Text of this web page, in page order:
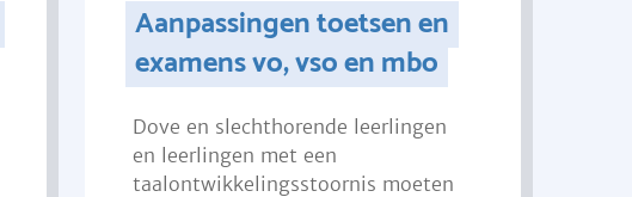
Aanpassingen toetsen en
examens vo, vso en mbo
Dove en slechthorende leerlingen
en leerlingen met een
taalontwikkelingsstoornis moeten